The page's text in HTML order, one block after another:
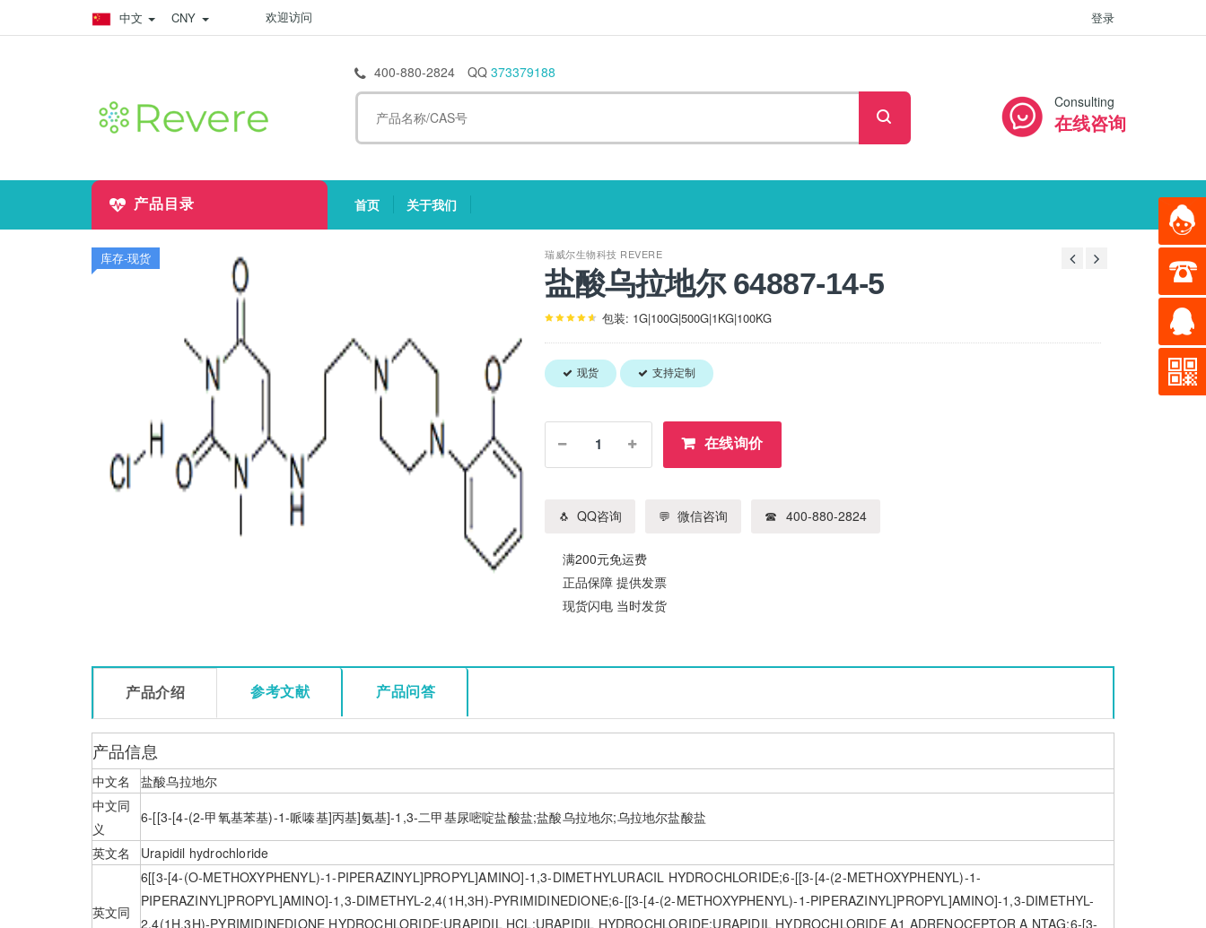
中文 CNY 欢迎访问 登录
400-880-2824 QQ 373379188
Consulting
在线咨询
产品目录
首页
关于我们
库存-现货 瑞威尔生物科技 REVERE
盐酸乌拉地尔 64887-14-5
包装: 1G|100G|500G|1KG|100KG
现货 支持定制
在线询价
QQ咨询 微信咨询 400-880-2824
满200元免运费
正品保障 提供发票
现货闪电 当时发货
产品介绍 参考文献 产品问答
产品信息
中文名
盐酸乌拉地尔
中文同
义
6-[[3-[4-(2-甲氧基苯基)-1-哌嗪基]丙基]氨基]-1,3-二甲基尿嘧啶盐酸盐;盐酸乌拉地尔;乌拉地尔盐酸盐
英文名
Urapidil hydrochloride
英文同
6[[3-[4-(O-METHOXYPHENYL)-1-PIPERAZINYL]PROPYL]AMINO]-1,3-DIMETHYLURACIL HYDROCHLORIDE;6-[[3-[4-(2-METHOXYPHENYL)-1-
PIPERAZINYL]PROPYL]AMINO]-1,3-DIMETHYL-2,4(1H,3H)-PYRIMIDINEDIONE;6-[[3-[4-(2-METHOXYPHENYL)-1-PIPERAZINYL]PROPYL]AMINO]-1,3-DIMETHYL-
2,4(1H,3H)-PYRIMIDINEDIONE HYDROCHLORIDE;URAPIDIL HCL;URAPIDIL HYDROCHLORIDE;URAPIDIL HYDROCHLORIDE A1 ADRENOCEPTOR A NTAG;6-[3-